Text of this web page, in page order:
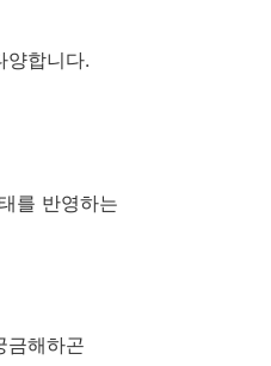
양합니다.
를 반영하는
금해하곤